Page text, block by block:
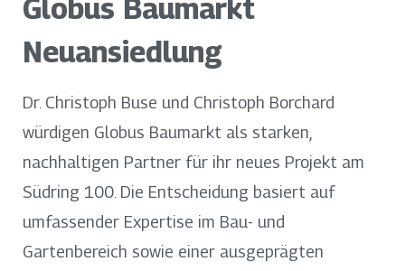
Globus Baumarkt
Neuansiedlung
Dr. Christoph Buse und Christoph Borchard
würdigen Globus Baumarkt als starken,
nachhaltigen Partner für ihr neues Projekt am
Südring 100. Die Entscheidung basiert auf
umfassender Expertise im Bau- und
Gartenbereich sowie einer ausgeprägten